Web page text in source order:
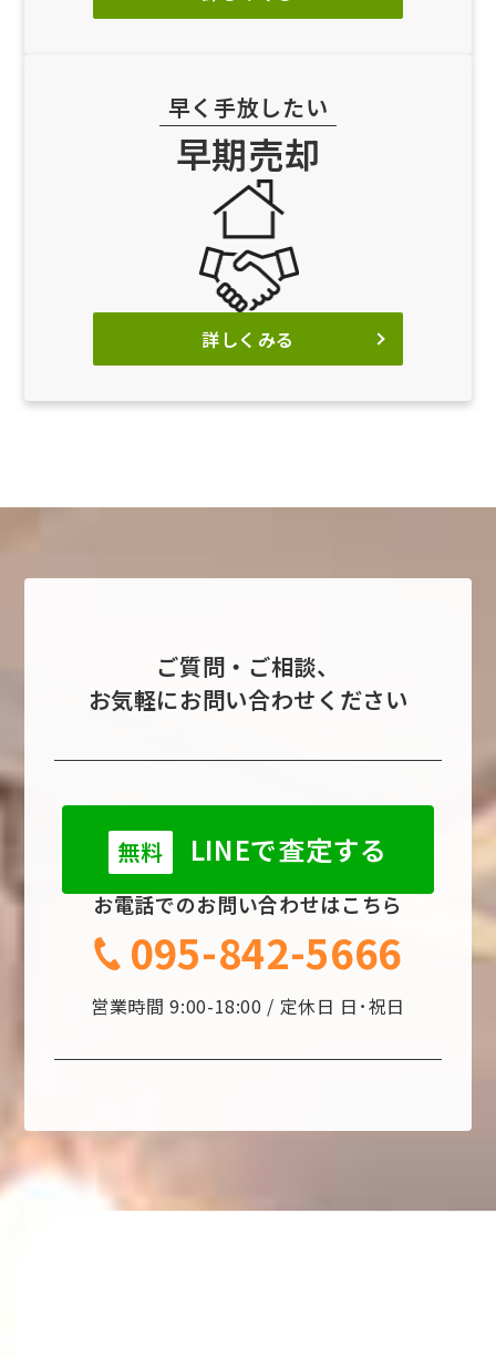
早く手放したい
早期売却
詳しくみる
ご質問・ご相談、
お気軽にお問い合わせください
無料 LINEで査定する
お電話でのお問い合わせはこちら
095-842-5666
営業時間 9:00-18:00 / 定休日 日･祝日